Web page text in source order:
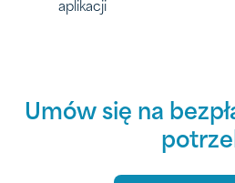
aplikacji
Umów się na